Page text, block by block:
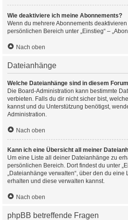
Wie deaktiviere ich meine Abonnements?
Wenn du mehrere Abonnements
persönlichen Bereich unter „Einstieg“ –
Nach oben
Dateianhänge
Welche Dateianhänge sind in diesem
Die Board-Administration kann bestimmte
verbieten. Falls du dir nicht sicher bist,
kannst und du Unterstützung benötigst,
Administration.
Nach oben
Kann ich eine Übersicht all meiner
Um eine Liste all deiner Dateianhänge zu
persönlichen Bereich. Dort findest du unter
„Dateianhänge verwalten“, über den du
erhalten und diese verwalten kannst.
Nach oben
phpBB betreffende Fragen